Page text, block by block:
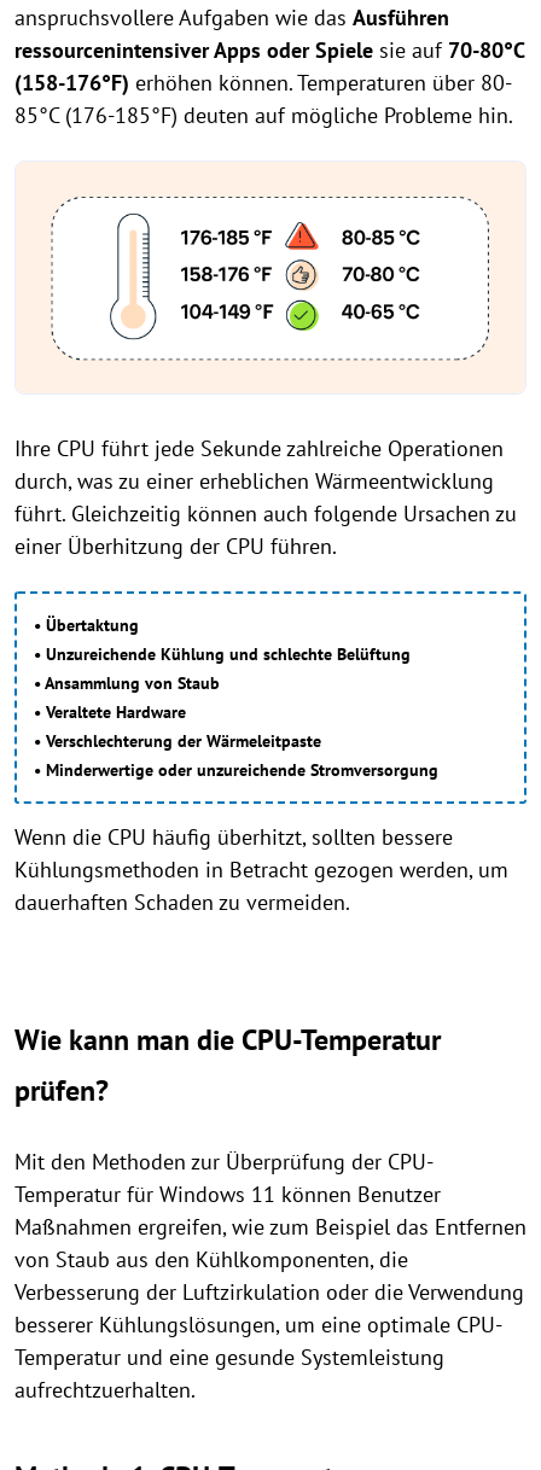
anspruchsvollere Aufgaben wie das Ausführen
ressourcenintensiver Apps oder Spiele sie auf 70-80°C
(158-176°F) erhöhen können. Temperaturen über 80-
85°C (176-185°F) deuten auf mögliche Probleme hin.
Ihre CPU führt jede Sekunde zahlreiche Operationen
durch, was zu einer erheblichen Wärmeentwicklung
führt. Gleichzeitig können auch folgende Ursachen zu
einer Überhitzung der CPU führen.
• Übertaktung
• Unzureichende Kühlung und schlechte Belüftung
• Ansammlung von Staub
• Veraltete Hardware
• Verschlechterung der Wärmeleitpaste
• Minderwertige oder unzureichende Stromversorgung
Wenn die CPU häufig überhitzt, sollten bessere
Kühlungsmethoden in Betracht gezogen werden, um
dauerhaften Schaden zu vermeiden.
Wie kann man die CPU-Temperatur
prüfen?
Mit den Methoden zur Überprüfung der CPU-
Temperatur für Windows 11 können Benutzer
Maßnahmen ergreifen, wie zum Beispiel das Entfernen
von Staub aus den Kühlkomponenten, die
Verbesserung der Luftzirkulation oder die Verwendung
besserer Kühlungslösungen, um eine optimale CPU-
Temperatur und eine gesunde Systemleistung
aufrechtzuerhalten.